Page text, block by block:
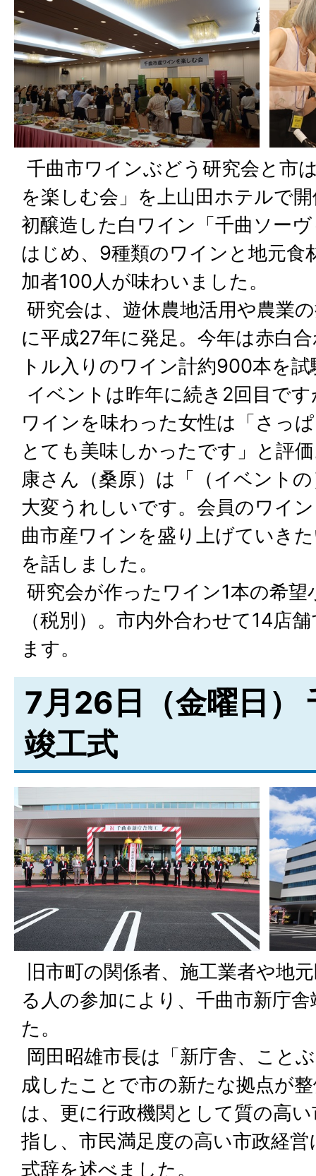
千曲市ワインぶどう研究会と市
を楽しむ会」を上山田ホテルで
初醸造した白ワイン「千曲ソー
はじめ、9種類のワインと地元食
加者100人が味わいました。
研究会は、遊休農地活用や農業
に平成27年に発足。今年は赤白
トル入りのワイン計約900本を
イベントは昨年に続き2回目で
ワインを味わった女性は「さっ
とても美味しかったです」と評
康さん（桑原）は「（イベント
大変うれしいです。会員のワイ
曲市産ワインを盛り上げていき
を話しました。
研究会が作ったワイン1本の希
（税別）。市内外合わせて14店
ます。
7月26日（金曜日）
竣工式
旧市町の関係者、施工業者や地
る人の参加により、千曲市新庁
た。
岡田昭雄市長は「新庁舎、こと
成したことで市の新たな拠点が
は、更に行政機関として質の高
指し、市民満足度の高い市政経
式辞を述べました。